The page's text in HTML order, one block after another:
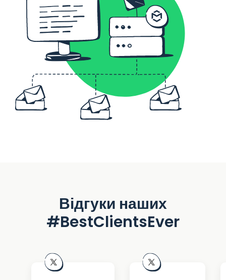
Відгуки наших
#BestClientsEver